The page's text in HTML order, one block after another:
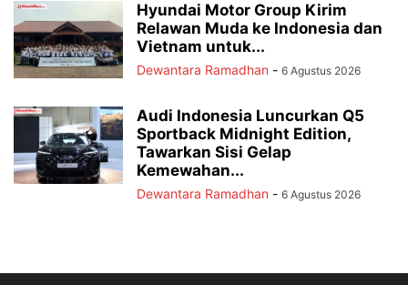
Hyundai Motor Group Kirim
Relawan Muda ke Indonesia dan
Vietnam untuk...
Dewantara Ramadhan - 6 Agustus 2026
Audi Indonesia Luncurkan Q5
Sportback Midnight Edition,
Tawarkan Sisi Gelap
Kemewahan...
Dewantara Ramadhan - 6 Agustus 2026